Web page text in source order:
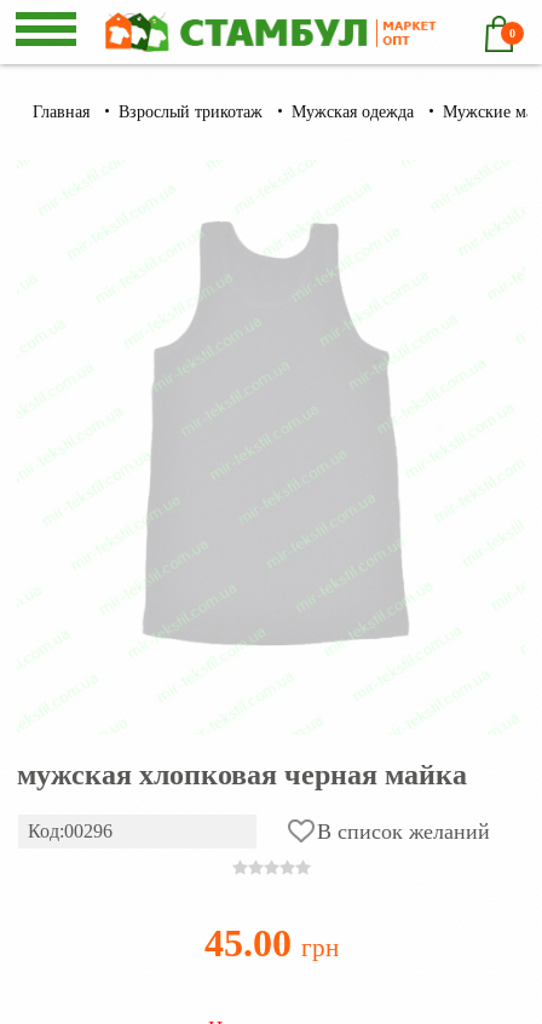
0
Главная Взрослый трикотаж Мужская одежда Мужские
мужская хлопковая черная майка
Код:00296 В список желаний
45.00 грн